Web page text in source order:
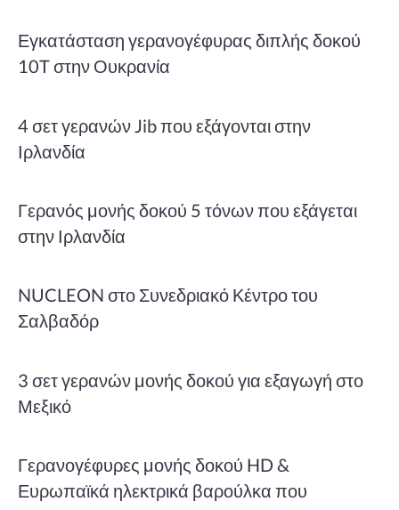
Εγκατάσταση γερανογέφυρας διπλής δοκού
10T στην Ουκρανία
4 σετ γερανών Jib που εξάγονται στην
Ιρλανδία
Γερανός μονής δοκού 5 τόνων που εξάγεται
στην Ιρλανδία
NUCLEON στο Συνεδριακό Κέντρο του
Σαλβαδόρ
3 σετ γερανών μονής δοκού για εξαγωγή στο
Μεξικό
Γερανογέφυρες μονής δοκού HD &
Ευρωπαϊκά ηλεκτρικά βαρούλκα που